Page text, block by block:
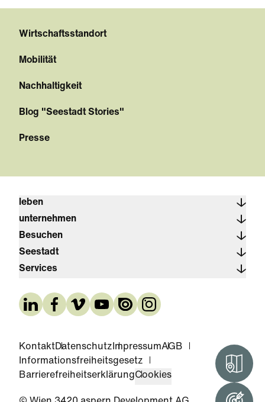
Wirtschaftsstandort
Mobilität
Nachhaltigkeit
Blog "Seestadt Stories"
Presse
leben
unternehmen
Besuchen
Seestadt
Services
KontaktDatenschutz ImpressumAGB
Informationsfreiheitsgesetz
BarrierefreiheitserklärungCookies